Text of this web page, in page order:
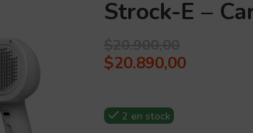
Strock-E –
$20.890,00
2 en stock